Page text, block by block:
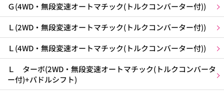
Ｇ(4WD・無段変速オートマチック(トルクコンバーター付))
Ｌ(2WD・無段変速オートマチック(トルクコンバーター付))
Ｌ(4WD・無段変速オートマチック(トルクコンバーター付))
Ｌ ターボ(2WD・無段変速オートマチック(トルクコンバータ
ー付)+パドルシフト)